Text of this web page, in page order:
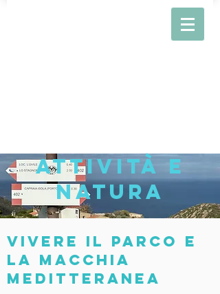
ATTività E
NATURA
Vivere il parco e
la macchia
meditteranea